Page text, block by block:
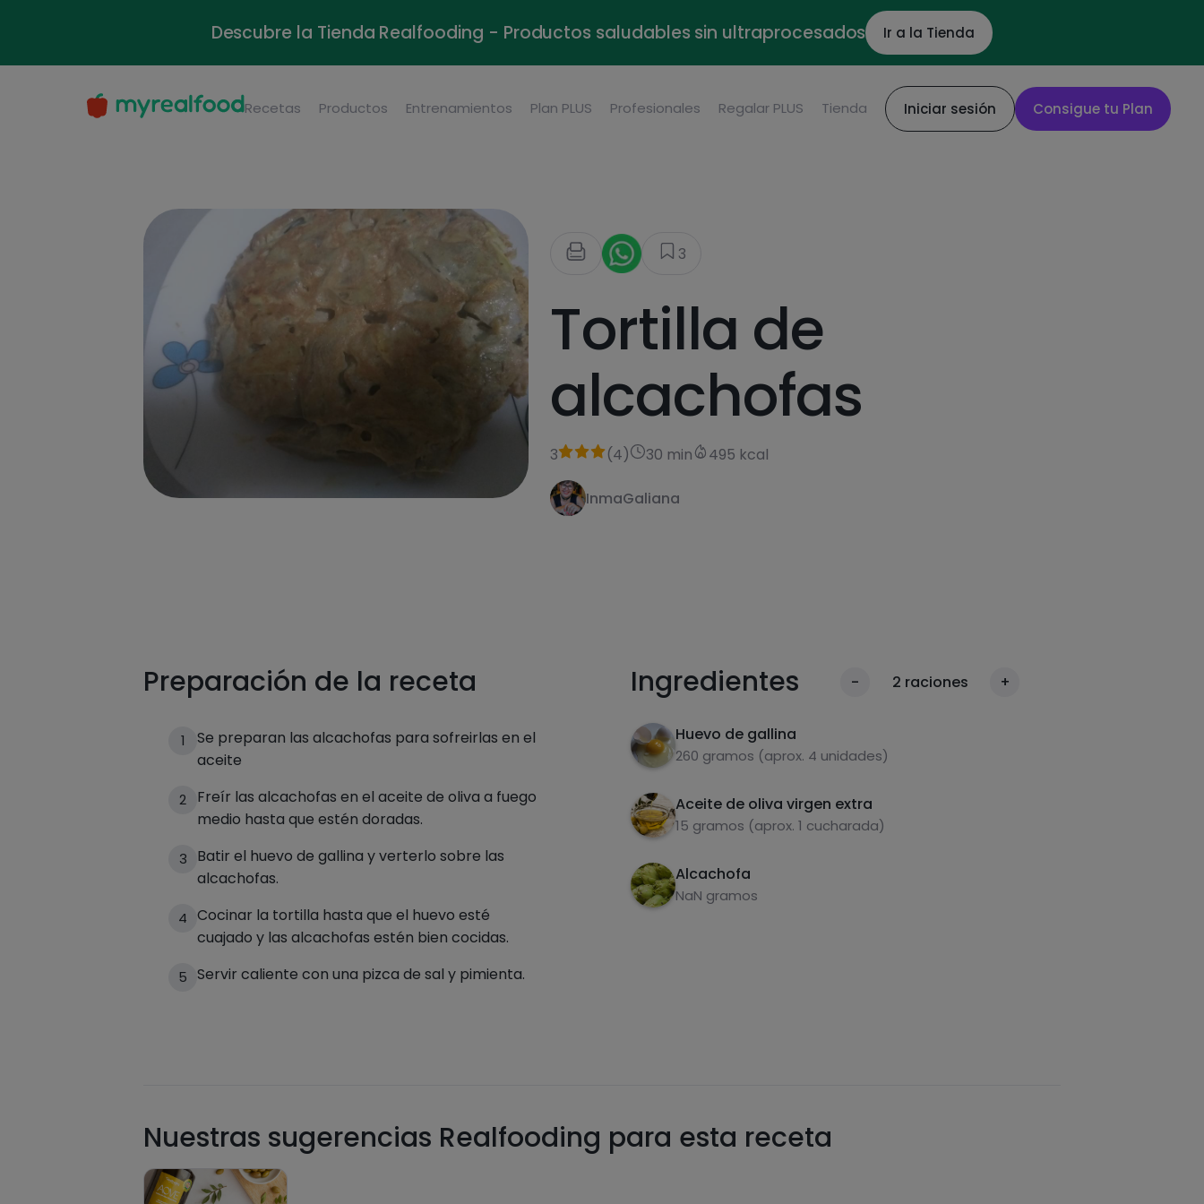
Descubre la Tienda Realfooding - Productos saludables sin ultraprocesados Ir a la Tienda
Recetas Productos Entrenamientos Plan PLUS Profesionales Regalar PLUS Tienda Iniciar sesión Consigue tu Plan
3
Tortilla de
alcachofas
3 (4) 30 min 495 kcal
InmaGaliana
Preparación de la receta
1
Se preparan las alcachofas para sofreirlas en el
aceite
2
Freír las alcachofas en el aceite de oliva a fuego
medio hasta que estén doradas.
3
Batir el huevo de gallina y verterlo sobre las
alcachofas.
4 Cocinar la tortilla hasta que el huevo esté
cuajado y las alcachofas estén bien cocidas.
5 Servir caliente con una pizca de sal y pimienta.
Ingredientes - 2 raciones +
Huevo de gallina
260 gramos (aprox. 4 unidades)
Aceite de oliva virgen extra
15 gramos (aprox. 1 cucharada)
Alcachofa
NaN gramos
Nuestras sugerencias Realfooding para esta receta